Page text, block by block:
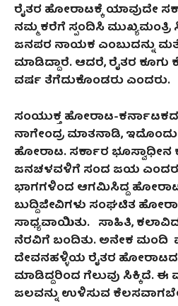
ರೈತರ ಹೋರಾಟಕ್ಕೆ ಯಾವುದೇ
ನಮ್ಮ ಕರೆಗೆ ಸ್ಪಂದಿಸಿ
ಜನಪರ ನಾಯಕ ಎಂಬುದನ್ನು
ಮಾಡಿದ್ದಾರೆ. ಆದರೆ,ರೈತರ ಕೂಗು
ವರ್ಷ ತೆಗೆದುಕೊಂಡರು ಎಂದರು.
ಸಂಯುಕ್ತ ಹೋರಾಟ-
ನಾಗೇಂದ್ರ ಮಾತನಾಡಿ,
ಹೋರಾಟ. ಸರ್ಕಾರ ಭೂಸ್ವಾಧೀನ
ಜನಚಳವಳಿಗೆ ಸಂದ ಜಯ
ಭಾಗಗಳಿಂದ ಆಗಮಿಸಿದ್ದ
ಬುದ್ದಿಜೀವಿಗಳು ಸಂಘಟಿತ
ಸಾಧ್ಯವಾಯಿತು. ಸಾಹಿತಿ,
ನೆರವಿಗೆ ಬಂದಿತು. ಅನೇಕ ಮಂದಿ
ದೇವನಹಳ್ಳಿಯ ರೈತರ
ಮಾಡಿದ್ದರಿಂದ ಗೆಲುವು ಸಿಕ್ಕಿದೆ.
ಜಲವನ್ನು ಉಳಿಸುವ